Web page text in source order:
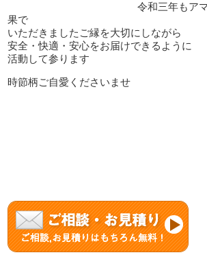
令和三年もア
果で
いただきましたご縁を大切にしながら
安全・快適・安心をお届けできるように
活動して参ります
時節柄ご自愛くださいませ